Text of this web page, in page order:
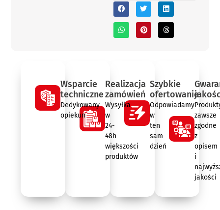
Wsparcie
techniczne
Dedykowany
opiekun
Realizacja
zamówień
Wysyłka
w
24-
48h
większości
produktów
Szybkie
ofertowanie
Odpowiadamy
w
ten
sam
dzień
zawsze
zgodne
z
opisem
i
jakości